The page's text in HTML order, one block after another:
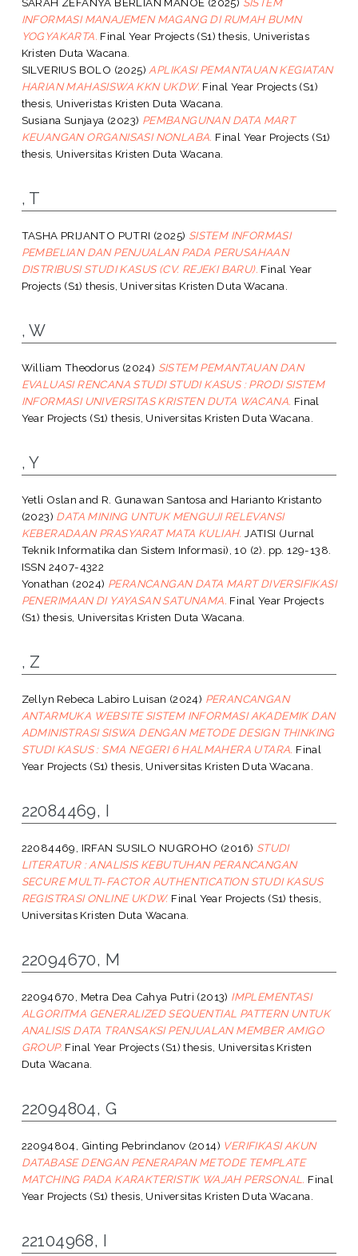
INFORMASI MANAJEMEN MAGANG DI RUMAH BUMN
YOGYAKARTA. Final Year Projects (S1) thesis, Univeristas
Kristen Duta Wacana.
SILVERIUS BOLO (2025) APLIKASI PEMANTAUAN KEGIATAN
HARIAN MAHASISWA KKN UKDW. Final Year Projects (S1)
thesis, Univeristas Kristen Duta Wacana.
Susiana Sunjaya (2023) PEMBANGUNAN DATA MART
KEUANGAN ORGANISASI NONLABA. Final Year Projects (S1)
thesis, Universitas Kristen Duta Wacana.
, T
TASHA PRIJANTO PUTRI (2025) SISTEM INFORMASI
PEMBELIAN DAN PENJUALAN PADA PERUSAHAAN
DISTRIBUSI STUDI KASUS (CV. REJEKI BARU). Final Year
Projects (S1) thesis, Universitas Kristen Duta Wacana.
, W
William Theodorus (2024) SISTEM PEMANTAUAN DAN
EVALUASI RENCANA STUDI STUDI KASUS : PRODI SISTEM
INFORMASI UNIVERSITAS KRISTEN DUTA WACANA. Final
Year Projects (S1) thesis, Universitas Kristen Duta Wacana.
, Y
Yetli Oslan and R. Gunawan Santosa and Harianto Kristanto
(2023) DATA MINING UNTUK MENGUJI RELEVANSI
KEBERADAAN PRASYARAT MATA KULIAH. JATISI (Jurnal
Teknik Informatika dan Sistem Informasi), 10 (2). pp. 129-138.
ISSN 2407-4322
Yonathan (2024) PERANCANGAN DATA MART DIVERSIFIKASI
PENERIMAAN DI YAYASAN SATUNAMA. Final Year Projects
(S1) thesis, Universitas Kristen Duta Wacana.
, Z
Zellyn Rebeca Labiro Luisan (2024) PERANCANGAN
ANTARMUKA WEBSITE SISTEM INFORMASI AKADEMIK DAN
ADMINISTRASI SISWA DENGAN METODE DESIGN THINKING
STUDI KASUS : SMA NEGERI 6 HALMAHERA UTARA. Final
Year Projects (S1) thesis, Universitas Kristen Duta Wacana.
22084469, I
22084469, IRFAN SUSILO NUGROHO (2016) STUDI
LITERATUR : ANALISIS KEBUTUHAN PERANCANGAN
SECURE MULTI-FACTOR AUTHENTICATION STUDI KASUS
REGISTRASI ONLINE UKDW. Final Year Projects (S1) thesis,
Universitas Kristen Duta Wacana.
22094670, M
22094670, Metra Dea Cahya Putri (2013) IMPLEMENTASI
ALGORITMA GENERALIZED SEQUENTIAL PATTERN UNTUK
ANALISIS DATA TRANSAKSI PENJUALAN MEMBER AMIGO
GROUP. Final Year Projects (S1) thesis, Universitas Kristen
Duta Wacana.
22094804, G
22094804, Ginting Pebrindanov (2014) VERIFIKASI AKUN
DATABASE DENGAN PENERAPAN METODE TEMPLATE
MATCHING PADA KARAKTERISTIK WAJAH PERSONAL. Final
Year Projects (S1) thesis, Universitas Kristen Duta Wacana.
22104968, I